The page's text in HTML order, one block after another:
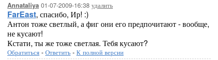
Annataliya 01-07-2009-16:38 удалить
FarEast, спасибо, Ир! :)
Антон тоже светлый, а фиг они его предпочитают - вообще,
не кусают!
Кстати, ты же тоже светлая. Тебя кусают?
Обратиться - Ответить - К полной версии